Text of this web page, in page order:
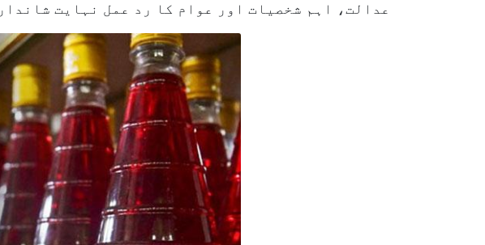
عدالت، اہم شخصیات اور عوام کا رد عمل نہایت